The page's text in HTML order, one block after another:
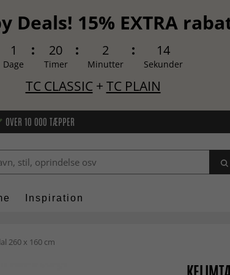
Deals! 15% EXTRA
1
Dage
20
Timer
2
Minutter
13
Sekunder
TC CLASSIC+ TC PLAIN
OVER 10 000 TÆPPER
Inspiration
260 x 160 cm